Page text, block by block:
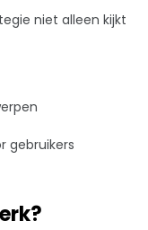
niet alleen kijkt
gebruikers